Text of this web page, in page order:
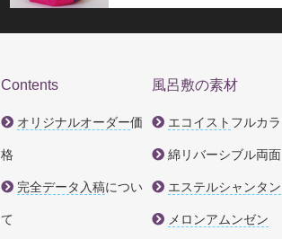
Contents
オリジナルオーダー価
格
完全データ入稿につい
て
風呂敷の素材
エコイスト フルカラ
綿リバーシブル両面
エステルシャンタン
メロンアムンゼン